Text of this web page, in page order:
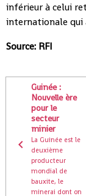
inférieur à celui
internationale qui
Source: RFI
Guinée :
Nouvelle ère
pour le
secteur
minier
La Guinée est le
deuxième
producteur
mondial de
bauxite, le
minerai dont on